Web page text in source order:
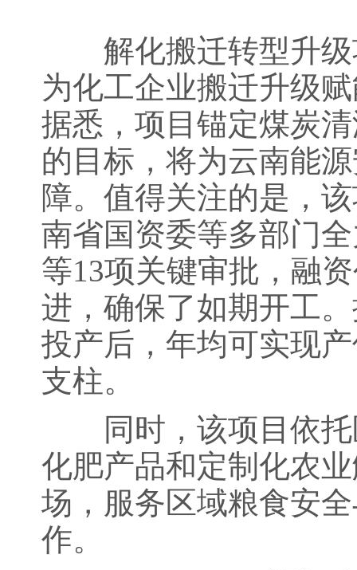
解化搬迁转型升级
为化工企业搬迁升级
据悉，项目锚定煤炭
的目标，将为云南能
障。值得关注的是，
南省国资委等多部门
等13项关键审批，融
进，确保了如期开工
投产后，年均可实现
支柱。
同时，该项目依托
化肥产品和定制化农
场，服务区域粮食安
作。